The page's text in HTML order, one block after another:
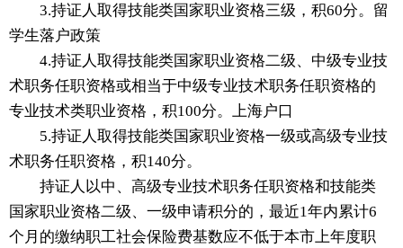
3.持证人取得技能类国家职业资格三级，积60分。留
学生落户政策
4.持证人取得技能类国家职业资格二级、中级专业技
术职务任职资格或相当于中级专业技术职务任职资格的
专业技术类职业资格，积100分。上海户口
5.持证人取得技能类国家职业资格一级或高级专业技
术职务任职资格，积140分。
持证人以中、高级专业技术职务任职资格和技能类
国家职业资格二级、一级申请积分的，最近1年内累计6
个月的缴纳职工社会保险费基数应不低于本市上年度职